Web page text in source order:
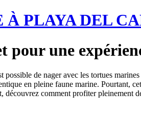
À PLAYA DEL
pour une
de nager avec les tortues
en pleine faune marine. Pourtant,
comment profiter pleinement